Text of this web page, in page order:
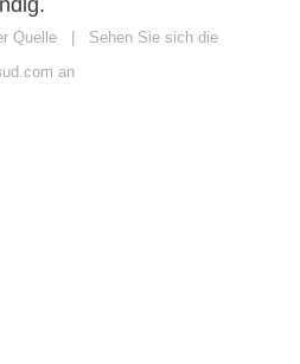
Quelle | Sehen Sie sich die
an